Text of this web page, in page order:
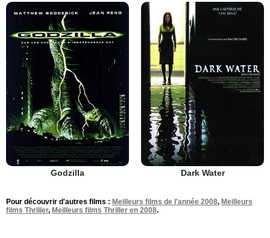
Godzilla Dark Water
Pour découvrir d'autres films : Meilleurs films de l'année 2008, Meilleurs
films Thriller, Meilleurs films Thriller en 2008.